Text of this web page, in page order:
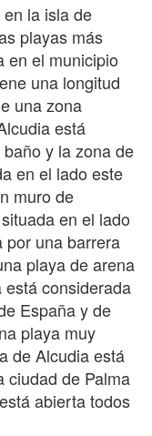
la isla de
playas más
en el municipio
una longitud
una zona
está
y la zona de
en el lado este
muro de
en el lado
por una barrera
playa de arena
considerada
España y de
playa muy
de Alcudia está
ciudad de Palma
abierta todos